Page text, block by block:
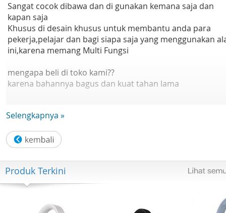
Sangat cocok dibawa dan di gunakan kemana saja dan
kapan saja
Khusus di desain khusus untuk membantu anda para
pekerja,pelajar dan bagi siapa saja yang menggunakan
ini,karena memang Multi Fungsi
mengapa beli di toko kami??
karena bahannya bagus dan kuat tahan lama
Fitur Produk :
1. Memaksimalkan pembuangan panas dari laptop lewat
bagian bawah
2. Design lipat anti ribet
5. Design Ergonomis membuat tubuh tegak ketika posisi
Selengkapnya »
Produk Terkini